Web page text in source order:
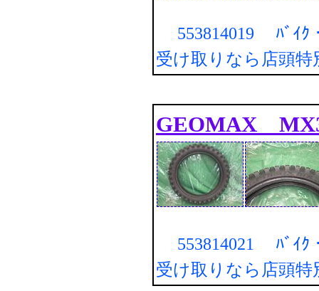
553814019 ﾊﾞｲｸ
受け取りなら店頭特
GEOMAX
553814021 ﾊﾞｲｸ
受け取りなら店頭特